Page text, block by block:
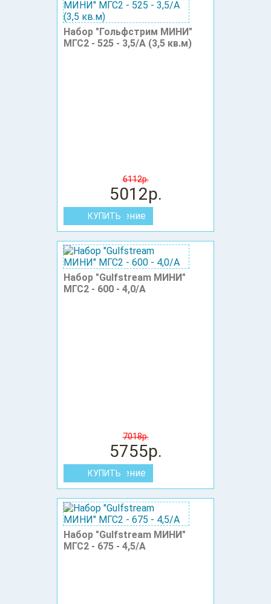
Набор "Гольфстрим МИНИ"
МГС2 - 525 - 3,5/А (3,5 кв.м)
6112р.
5012р.
В сравнение
Набор "Gulfstream МИНИ"
МГС2 - 600 - 4,0/А
7018р.
5755р.
В сравнение
Набор "Gulfstream МИНИ"
МГС2 - 675 - 4,5/А